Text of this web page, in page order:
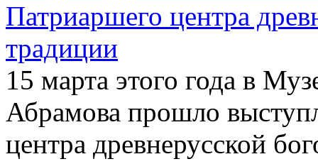
Патриаршего центра
традиции
15 марта этого года в
Абрамова прошло
центра древнерусской